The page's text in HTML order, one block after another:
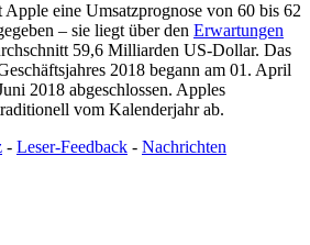
Apple eine Umsatzprognose von 60 bis 62
– sie liegt über den Erwartungen
59,6 Milliarden US-Dollar. Das
2018 begann am 01. April
2018 abgeschlossen. Apples
vom Kalenderjahr ab.
- Leser-Feedback - Nachrichten